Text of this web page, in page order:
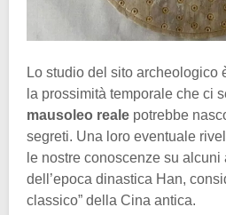
Lo studio del sito archeologico
la prossimità temporale che ci
mausoleo reale potrebbe
segreti. Una loro eventuale
le nostre conoscenze su alcuni
dell’epoca dinastica Han,
classico” della Cina antica.